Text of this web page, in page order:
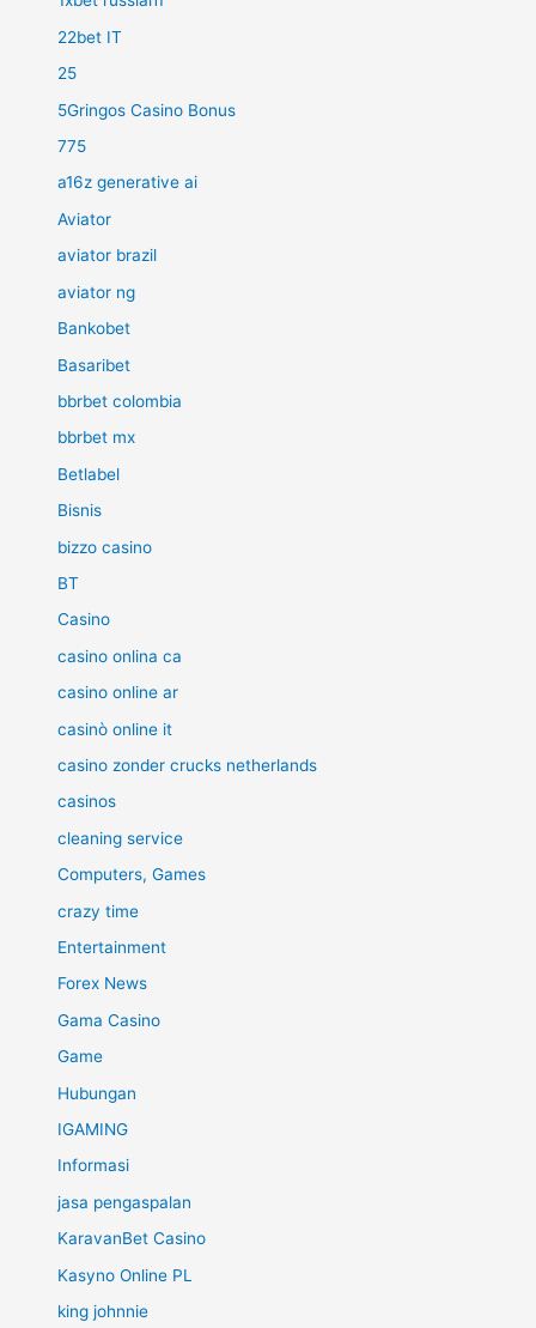
22bet IT
25
5Gringos Casino Bonus
775
a16z generative ai
Aviator
aviator brazil
aviator ng
Bankobet
Basaribet
bbrbet colombia
bbrbet mx
Betlabel
Bisnis
bizzo casino
BT
Casino
casino onlina ca
casino online ar
casinò online it
casino zonder crucks netherlands
casinos
cleaning service
Computers, Games
crazy time
Entertainment
Forex News
Gama Casino
Game
Hubungan
IGAMING
Informasi
jasa pengaspalan
KaravanBet Casino
Kasyno Online PL
king johnnie